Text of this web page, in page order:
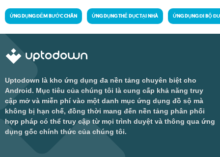
ỨNG DỤNG ĐẾM BƯỚC CHÂN ỨNG DỤNG THỂ DỤC TẠI NHÀ ỨNG DỤNG ĐI BỘ
Uptodown là kho ứng dụng đa nền tảng chuyên biệt cho
Android. Mục tiêu của chúng tôi là cung cấp khả năng truy
cập mở và miễn phí vào một danh mục ứng dụng đồ sộ mà
không bị hạn chế, đồng thời mang đến nền tảng phân phối
hợp pháp có thể truy cập từ mọi trình duyệt và thông qua ứng
dụng gốc chính thức của chúng tôi.